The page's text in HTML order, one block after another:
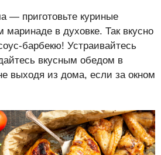
— приготовьте куриные
в духовке. Так вкусно
барбекю! Устраивайтесь
вкусным обедом в
выходя из дома, если за окном